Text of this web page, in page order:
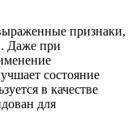
признаки,
Даже при
состояние
в качестве
для